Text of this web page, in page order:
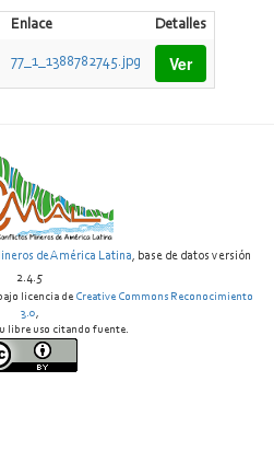
Enlace Detalles
77_1_1388782745.jpg Ver
de América Latina, base de datos versión
2.4.5
licencia de Creative Commons Reconocimiento
3.0,
libre uso citando fuente.